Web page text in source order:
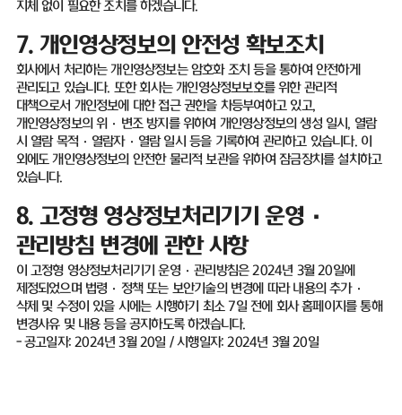
지체 없이 필요한 조치를 하겠습니다.
7. 개인영상정보의 안전성 확보조치
회사에서 처리하는 개인영상정보는 암호화 조치 등을 통하여 안전하게
관리되고 있습니다. 또한 회사는 개인영상정보보호를 위한 관리적
대책으로서 개인정보에 대한 접근 권한을 차등부여하고 있고,
개인영상정보의 위 · 변조 방지를 위하여 개인영상정보의 생성 일시 , 열람
시 열람 목적·열람자·열람 일시 등을 기록하여 관리하고 있습니다. 이
외에도 개인영상정보의 안전한 물리적 보관을 위하여 잠금장치를 설치하고
있습니다.
8. 고정형 영상정보처리기기 운영·
관리방침 변경에 관한 사항
이 고정형 영상정보처리기기 운영·관리방침은2024년 3월20일에
제정되었으며 법령 · 정책 또는 보안기술의 변경에 따라 내용의 추가·
삭제 및 수정이 있을 시에는 시행하기 최소7일 전에 회사 홈페이지를 통해
변경사유 및 내용 등을 공지하도록 하겠습니다.
-공고일자: 2024년3월 20일 /시행일자: 2024년 3월20일